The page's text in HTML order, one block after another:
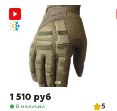
1 510 руб
В наличии
5